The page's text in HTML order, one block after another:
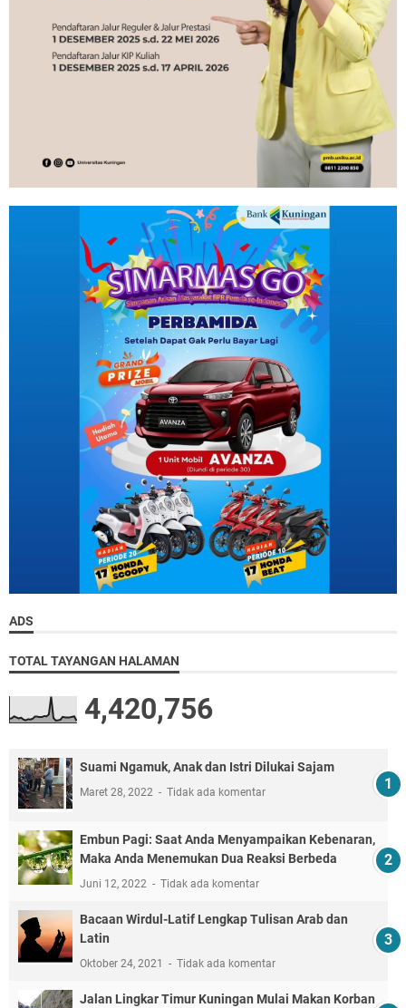
ADS
TOTAL TAYANGAN HALAMAN
4,420,756
Suami Ngamuk, Anak dan Istri Dilukai Sajam
Maret 28, 2022 Tidak ada komentar
Embun Pagi: Saat Anda Menyampaikan Kebenaran,
Maka Anda Menemukan Dua Reaksi Berbeda
Juni 12, 2022 Tidak ada komentar
Bacaan Wirdul-Latif Lengkap Tulisan Arab dan
Latin
Oktober 24, 2021 Tidak ada komentar
Jalan Lingkar Timur Kuningan Mulai Makan Korban